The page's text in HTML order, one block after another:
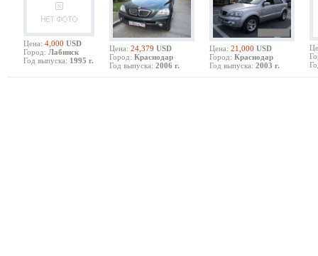
Цена: 4,000 USD
Город: Лабинск
Год выпуска: 1995 г.
Цена: 24,379 USD
Город: Краснодар
Год выпуска: 2006 г.
Цена: 21,000 USD
Город: Краснодар
Год выпуска: 2003 г.